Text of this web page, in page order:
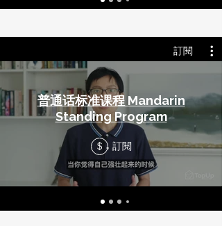
訂閱
普通话标准课程 Mandarin
Standing Program
$ 訂閱